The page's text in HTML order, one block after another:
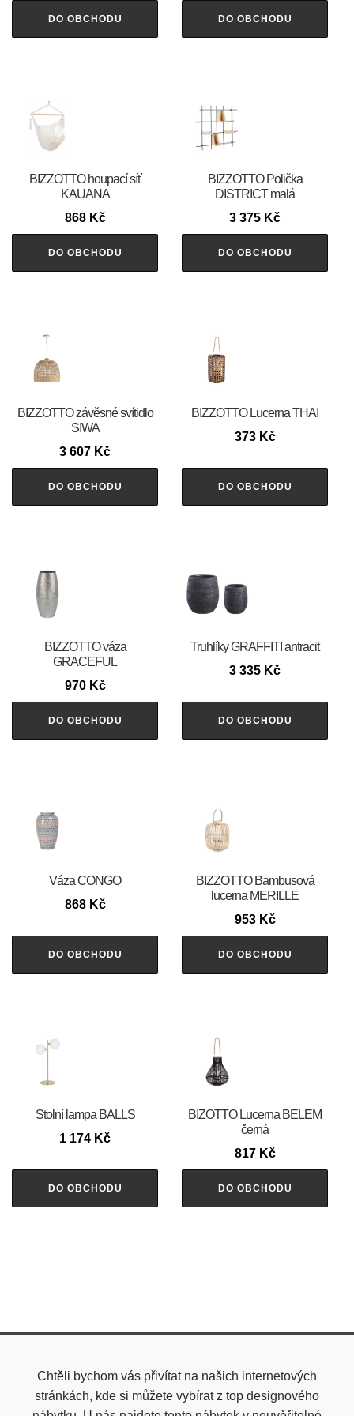
DO OBCHODU DO OBCHODU
BIZZOTTO houpací síť
KAUANA
868 Kč
DO OBCHODU
BIZZOTTO Polička
DISTRICT malá
3 375 Kč
DO OBCHODU
BIZZOTTO závěsné svítidlo
SIWA
3 607 Kč
DO OBCHODU
BIZZOTTO Lucerna THAI
373 Kč
DO OBCHODU
BIZZOTTO váza
GRACEFUL
970 Kč
DO OBCHODU
Truhlíky GRAFFITI antracit
3 335 Kč
DO OBCHODU
Váza CONGO
868 Kč
DO OBCHODU
BIZZOTTO Bambusová
lucerna MERILLE
953 Kč
DO OBCHODU
Stolní lampa BALLS
1 174 Kč
DO OBCHODU
BIZOTTO Lucerna BELEM
černá
817 Kč
DO OBCHODU
Chtěli bychom vás přivítat na našich internetových
stránkách, kde si můžete vybírat z top designového